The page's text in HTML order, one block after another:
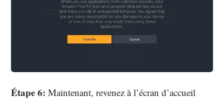
Étape 6: Maintenant, revenez à l’écran d’accueil